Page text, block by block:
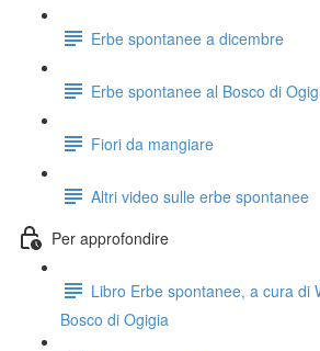
Erbe spontanee a dicembre
Erbe spontanee al Bosco di
Fiori da mangiare
Altri video sulle erbe spontanee
Per approfondire
Libro Erbe spontanee, a cura di
Bosco di Ogigia